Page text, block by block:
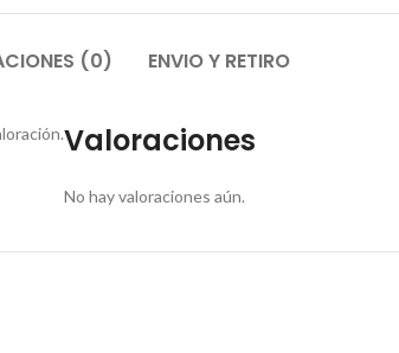
(0) ENVIO Y RETIRO
Valoraciones
No hay valoraciones aún.